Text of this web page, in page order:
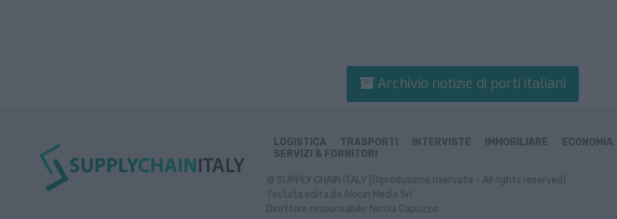
Archivio notizie di porti italiani
LOGISTICA TRASPORTI INTERVISTE IMMOBILIARE
ECONOMIA
SERVIZI & FORNITORI
© SUPPLY CHAIN ITALY (Riproduzione riservata – All rights reserved)
Testata edita da Alocin Media Srl
Direttore responsabile: Nicola Capuzzo